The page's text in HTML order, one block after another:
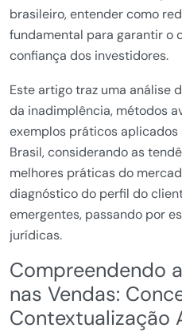
brasileiro, entender como
fundamental para garantir o
confiança dos investidores.
Este artigo traz uma análise
da inadimplência, métodos
exemplos práticos
Brasil, considerando as
melhores práticas do
diagnóstico do perfil do
emergentes, passando por
jurídicas.
Compreendendo
nas Vendas:
Contextualização